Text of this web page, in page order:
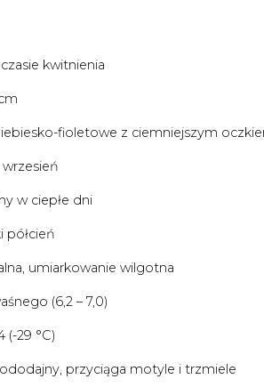
kwitnienia
fioletowe z ciemniejszym
wrzesień
w ciepłe dni
półcień
umiarkowanie wilgotna
(6,2 – 7,0)
(-29 °C)
przyciąga motyle i trzmiele